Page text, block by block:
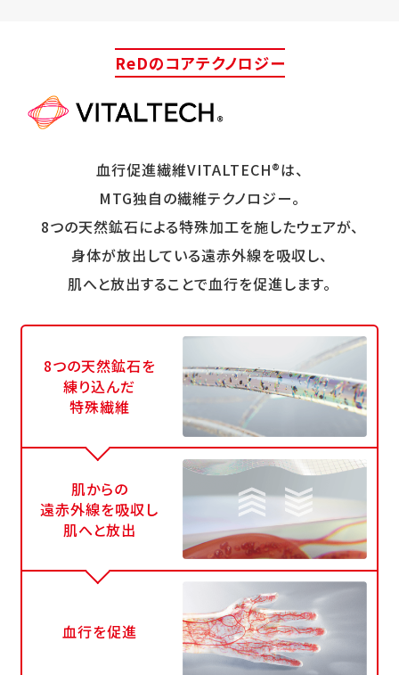
ReDのコアテクノロジー
血行促進繊維VITALTECH®は、
MTG独自の繊維テクノロジー。
8つの天然鉱石による特殊加工を施したウェアが、
身体が放出している遠赤外線を吸収し、
肌へと放出することで血行を促進します。
8つの天然鉱石を
練り込んだ
特殊繊維
肌からの
遠赤外線を吸収し
肌へと放出
血行を促進